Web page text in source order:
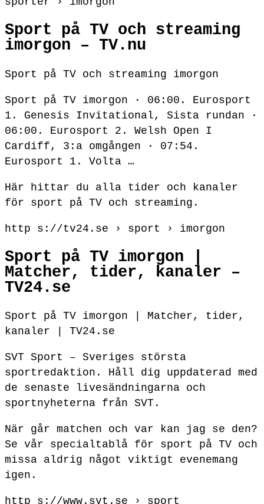
Sport på TV och streaming
imorgon – TV.nu
Sport på TV och streaming imorgon
Sport på TV imorgon · 06:00. Eurosport
1. Genesis Invitational, Sista rundan ·
06:00. Eurosport 2. Welsh Open I
Cardiff, 3:a omgången · 07:54.
Eurosport 1. Volta …
Här hittar du alla tider och kanaler
för sport på TV och streaming.
http s://tv24.se › sport › imorgon
Sport på TV imorgon |
Matcher, tider, kanaler –
TV24.se
Sport på TV imorgon | Matcher, tider,
kanaler | TV24.se
SVT Sport – Sveriges största
sportredaktion. Håll dig uppdaterad med
de senaste livesändningarna och
sportnyheterna från SVT.
När går matchen och var kan jag se den?
Se vår specialtablå för sport på TV och
missa aldrig något viktigt evenemang
igen.
http s://www.svt.se › sport